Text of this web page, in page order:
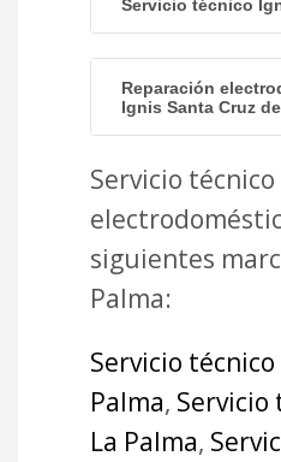
Servicio técnico
Reparación
Ignis Santa Cruz
Servicio
siguientes
Palma:
Servicio técnico
Palma, Servicio
La Palma,